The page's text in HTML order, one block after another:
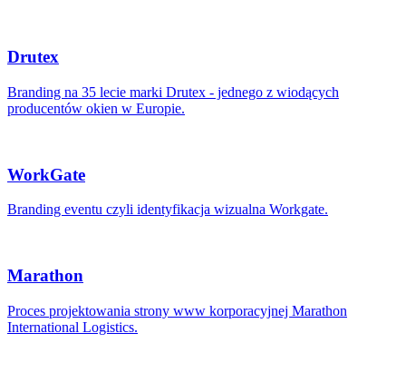
Drutex
Branding na 35 lecie marki Drutex - jednego z wiodących
producentów okien w Europie.
WorkGate
Branding eventu czyli identyfikacja wizualna Workgate.
Marathon
Proces projektowania strony www korporacyjnej Marathon
International Logistics.